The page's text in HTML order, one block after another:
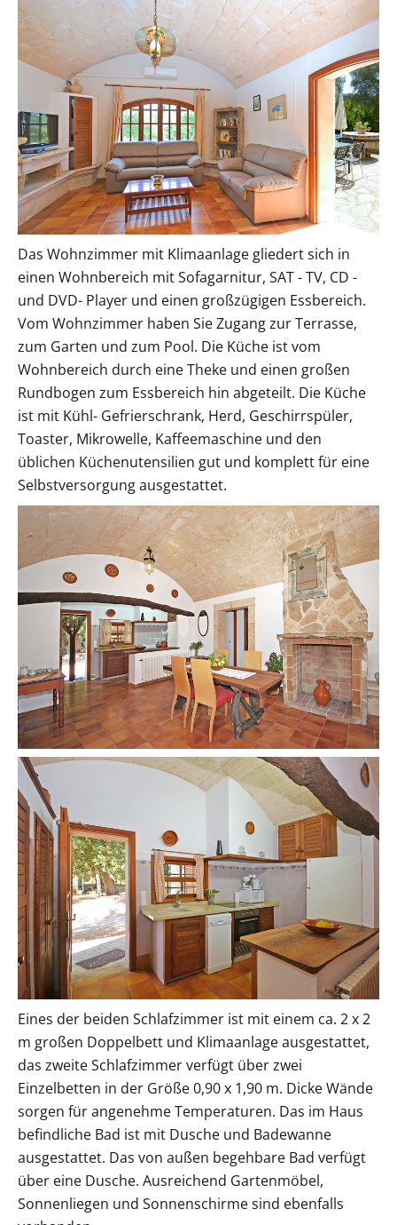
Das Wohnzimmer mit Klimaanlage gliedert sich in
einen Wohnbereich mit Sofagarnitur, SAT - TV, CD -
und DVD- Player und einen großzügigen Essbereich.
Vom Wohnzimmer haben Sie Zugang zur Terrasse,
zum Garten und zum Pool. Die Küche ist vom
Wohnbereich durch eine Theke und einen großen
Rundbogen zum Essbereich hin abgeteilt. Die Küche
ist mit Kühl- Gefrierschrank, Herd, Geschirrspüler,
Toaster, Mikrowelle, Kaffeemaschine und den
üblichen Küchenutensilien gut und komplett für eine
Selbstversorgung ausgestattet.
Eines der beiden Schlafzimmer ist mit einem ca. 2 x 2
m großen Doppelbett und Klimaanlage ausgestattet,
das zweite Schlafzimmer verfügt über zwei
Einzelbetten in der Größe 0,90 x 1,90 m. Dicke Wände
sorgen für angenehme Temperaturen. Das im Haus
befindliche Bad ist mit Dusche und Badewanne
ausgestattet. Das von außen begehbare Bad verfügt
über eine Dusche. Ausreichend Gartenmöbel,
Sonnenliegen und Sonnenschirme sind ebenfalls